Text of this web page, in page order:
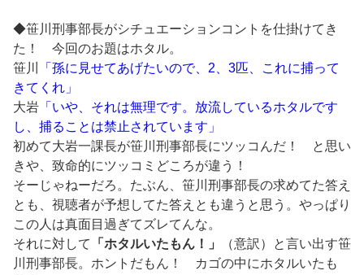
◆笹川刑事部長がシチュエーションコントを仕掛けてき
た！ 今回のお題はホタル。
笹川
「孫に見せてあげたいので、2、3匹、これに捕って
きてくれ」
大岩 「いや、それは無理です。放流しているホタルです
し、捕ることは禁止されています」
初めて大岩一課長が笹川刑事部長にツッコんだ！ と思い
きや、致命的にツッコミどころが違う！
そーじゃねーだろ。たぶん、笹川刑事部長の求めてた答え
とも、視聴者が予想してた答えとも違うと思う。やっぱり
この人は真面目過ぎてズレてんな。
それに対して
「ホタルいたもん！」
（意訳）と言い出す笹
川刑事部長。ホントだもん！ カゴの中にホタルいたも